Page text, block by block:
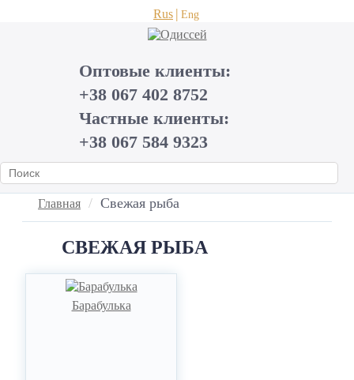
Rus Eng
Оптовые клиенты:
+38 067 402 8752
Частные клиенты:
+38 067 584 9323
Главная Cвежая рыба
CВЕЖАЯ РЫБА
Барабулька